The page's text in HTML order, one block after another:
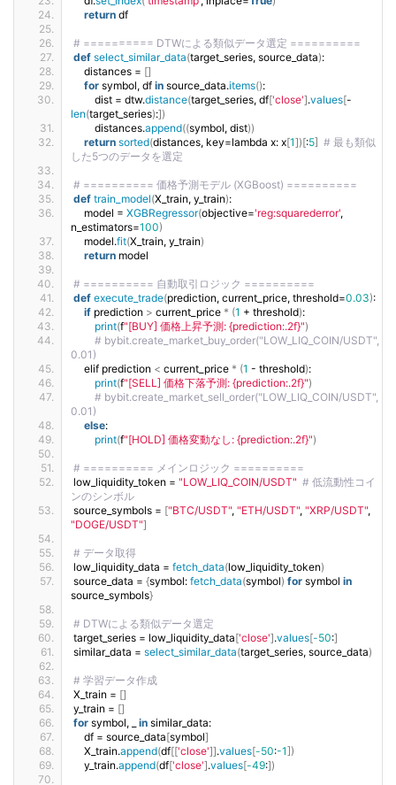
return df
# ========== DTWによる類似データ選定 ==========
def select_similar_data(target_series, source_data):
    distances =
[]
for symbol, df in source_data.items():
        dist = dtw.
distance(target_series, df['close'].values[-
len(target_series):])
        distances.
append((symbol, dist))
return sorted(distances, key=lambda x: x[1])[:5] # 最も類似
した5つのデータを選定
# ========== 価格予測モデル (XGBoost) ==========
def train_model(X_train, y_train):
    model =
XGBRegressor(objective='reg:squarederror',
n_estimators=100)
    model.
fit(X_train, y_train)
return model
# ========== 自動取引ロジック ==========
def execute_trade(prediction, current_price, threshold=0.03):
if prediction > current_price * (1 + threshold):
print(f"[BUY] 価格上昇予測: {prediction:.2f}")
# bybit.create_market_buy_order("LOW_LIQ_COIN/USDT",
0.01)
    elif prediction
< current_price * (1 - threshold):
print(f"[SELL] 価格下落予測: {prediction:.2f}")
# bybit.create_market_sell_order("LOW_LIQ_COIN/USDT",
0.01)
else:
print(f"[HOLD] 価格変動なし: {prediction:.2f}")
# ========== メインロジック ==========
low_liquidity_token = "LOW_LIQ_COIN/USDT" # 低流動性コイ
ンのシンボル
source_symbols = ["BTC/USDT", "ETH/USDT", "XRP/USDT"
"DOGE/USDT"]
# データ取得
low_liquidity_data = fetch_data(low_liquidity_token)
source_data = {symbol: fetch_data(symbol) for symbol in
source_symbols}
# DTWによる類似データ選定
target_series = low_liquidity_data['close'].values[-50:]
similar_data = select_similar_data(target_series, source_data)
# 学習データ作成
X_train = []
y_train = []
for symbol, _ in similar_data:
    df = source_data
[symbol]
    X_train.
append(df[['close']].values[-50:-1])
    y_train.
append(df['close'].values[-49:])